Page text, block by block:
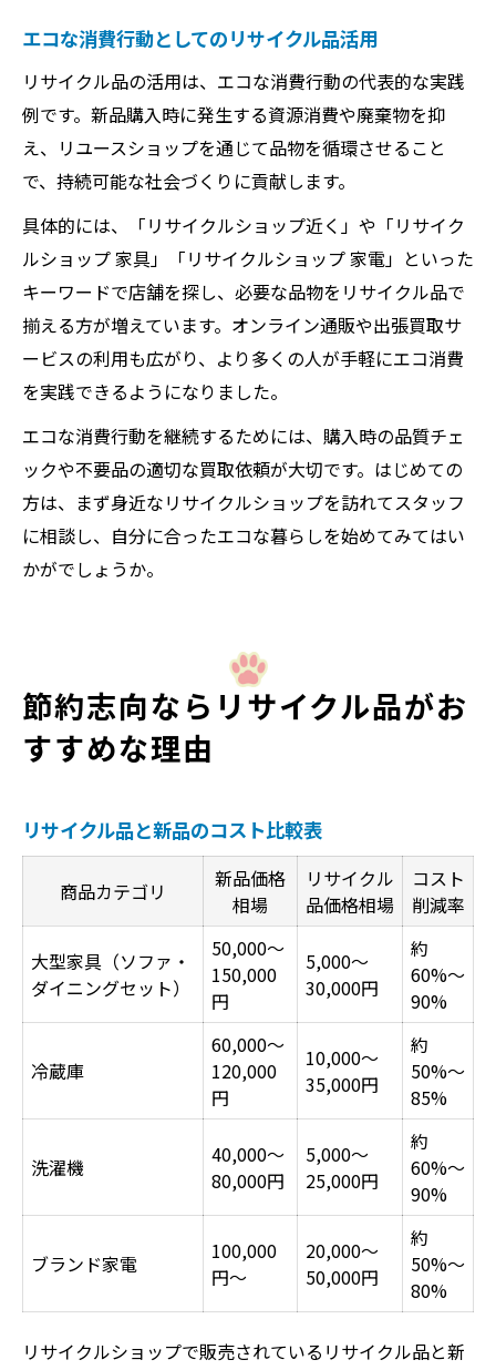
エコな消費行動としてのリサイクル品活用
リサイクル品の活用は、エコな消費行動の代表的な実践
例です。新品購入時に発生する資源消費や廃棄物を抑
え、リユースショップを通じて品物を循環させること
で、持続可能な社会づくりに貢献します。
具体的には、「リサイクルショップ近く」や「リサイク
ルショップ 家具」「リサイクルショップ 家電」といった
キーワードで店舗を探し、必要な品物をリサイクル品で
揃える方が増えています。オンライン通販や出張買取サ
ービスの利用も広がり、より多くの人が手軽にエコ消費
を実践できるようになりました。
エコな消費行動を継続するためには、購入時の品質チェ
ックや不要品の適切な買取依頼が大切です。はじめての
方は、まず身近なリサイクルショップを訪れてスタッフ
に相談し、自分に合ったエコな暮らしを始めてみてはい
かがでしょうか。
節約志向ならリサイクル品がお
すすめな理由
リサイクル品と新品のコスト比較表
商品カテゴリ
新品価格
相場
リサイクル
品価格相場
コスト
削減率
大型家具（ソファ・
ダイニングセット）
50,000〜
150,000
円
5,000〜
30,000円
約
60%〜
90%
冷蔵庫
60,000〜
120,000
円
10,000〜
35,000円
約
50%〜
85%
洗濯機
40,000〜
80,000円
5,000〜
25,000円
約
60%〜
90%
ブランド家電
100,000
円〜
20,000〜
50,000円
約
50%〜
80%
リサイクルショップで販売されているリサイクル品と新